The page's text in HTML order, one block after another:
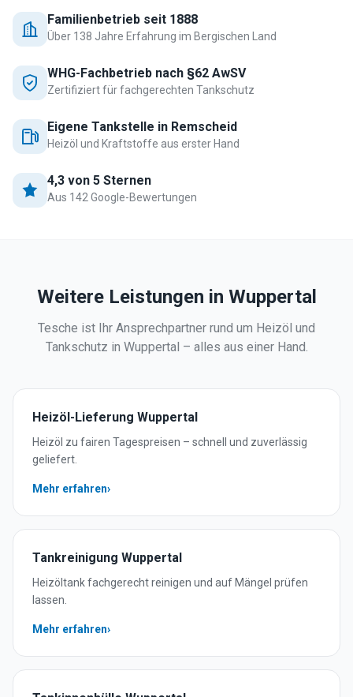
Familienbetrieb seit 1888
Über 138 Jahre Erfahrung im Bergischen Land
WHG-Fachbetrieb nach §62 AwSV
Zertifiziert für fachgerechten Tankschutz
Eigene Tankstelle in Remscheid
Heizöl und Kraftstoffe aus erster Hand
4,3 von 5 Sternen
Aus 142 Google-Bewertungen
Weitere Leistungen in Wuppertal
Tesche ist Ihr Ansprechpartner rund um Heizöl und
Tankschutz in Wuppertal – alles aus einer Hand.
Heizöl-Lieferung Wuppertal
Heizöl zu fairen Tagespreisen – schnell und zuverlässig
geliefert.
Mehr erfahren›
Tankreinigung Wuppertal
Heizöltank fachgerecht reinigen und auf Mängel prüfen
lassen.
Mehr erfahren›